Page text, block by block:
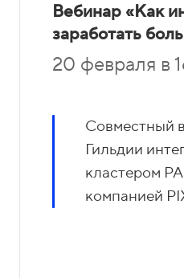
Вебинар «Как
заработать
20 февраля в
Совместный
Гильдии
кластером
компанией